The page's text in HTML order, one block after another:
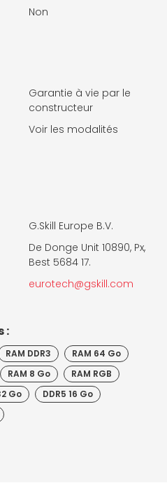
Non
Garantie à vie par le
constructeur
Voir les modalités
G.Skill Europe B.V.
De Donge Unit 10890, Px,
Best 5684 17.
eurotech@gskill.com
:
RAM DDR3
RAM 64 Go
RAM 8 Go
RAM RGB
Go
DDR5 16 Go